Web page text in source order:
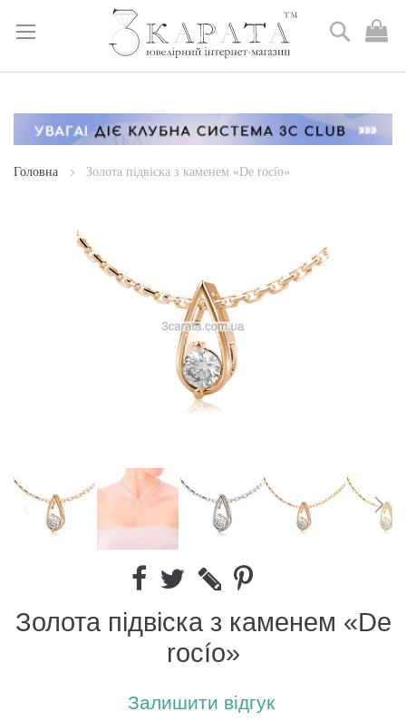
Skip
Content
Пошук
Головна Золота підвіска з каменем «De rocío»
Золота підвіска з каменем «De
rocío»
Залишити відгук